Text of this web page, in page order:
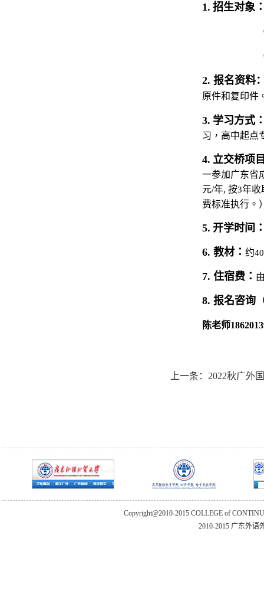
1. 招生对象
2. 报名资料
原件和复印件
3. 学习方式
习，高中起点
4. 立交桥项
一参加广东省
元/年, 按3年收
费标准执行。
5. 开学时间
6. 教材： 约
7. 住宿费：
8. 报名咨询
陈老师
上一条： 2022秋广外
Copyright@2010-2015 COLLEGE of
2010-2015 广东外语